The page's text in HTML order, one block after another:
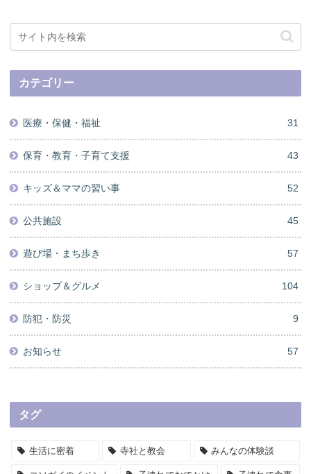
カテゴリー
医療・保健・福祉 31
保育・教育・子育て支援 43
キッズ＆ママの習い事 52
公共施設 45
遊び場・まち歩き 57
ショップ＆グルメ 104
防犯・防災 9
お知らせ 57
タグ
生活に密着 寺社と教会 みんなの体験談